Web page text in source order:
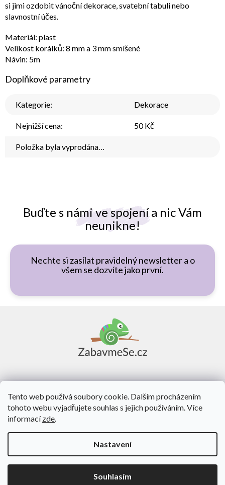
Tento web používá soubory cookie. Dalším procházením
tohoto webu vyjadřujete souhlas s jejich používáním. Více
informacízde.
Nastavení
Souhlasím
Buďte s námi ve spojení a nic Vám
neunikne!
Nechte si zasílat pravidelný newsletter a o
všem se dozvíte jako první.
si jimi ozdobit vánoční dekorace, svatební tabuli nebo
slavnostní účes.
Materiál: plast
Velikost korálků: 8 mm a 3 mm smíšené
Návin: 5m
Doplňkové parametry
Kategorie: Dekorace
Nejnižší cena: 50 Kč
Položka byla vyprodána…
O nás
Vytvořil Shoptet